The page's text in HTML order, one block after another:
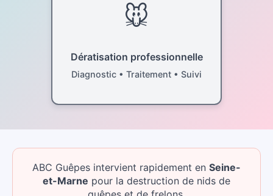
🐭
Dératisation professionnelle
Diagnostic • Traitement • Suivi
ABC Guêpes intervient rapidement en Seine-
et-Marne pour la destruction de nids de